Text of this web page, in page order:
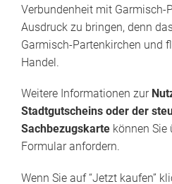
Verbundenheit mit Garmisch-
Ausdruck zu bringen, denn
Garmisch-Partenkirchen und
Handel.
Weitere Informationen zur
Stadtgutscheins oder der
Sachbezugskarte können Sie
Formular anfordern.
Wenn Sie auf “Jetzt kaufen”